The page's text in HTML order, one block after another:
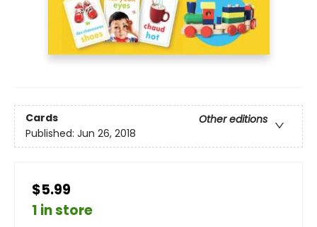
Cards
Other editions
Published: Jun 26, 2018
$5.99
1 in store